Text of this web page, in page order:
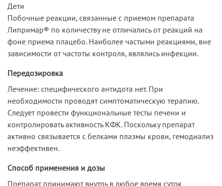
Дети
Побочные реакции, связанные с приемом препарата
Липримар® по количеству не отличались от реакций на
фоне приема плацебо. Наиболее частыми реакциями, вне
зависимости от частоты контроля, являлись инфекции.
Передозировка
Лечение: специфического антидота нет. При
необходимости проводят симптоматическую терапию.
Следует провести функциональные тесты печени и
контролировать активность КФК. Поскольку препарат
активно связывается с белками плазмы крови, гемодиализ
неэффективен.
Способ применения и дозы
Препарат принимают внутрь в любое время суток